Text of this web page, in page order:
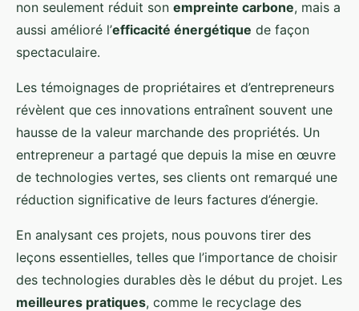
non seulement réduit son empreinte carbone, mais a
aussi amélioré l’efficacité énergétique de façon
spectaculaire.
Les témoignages de propriétaires et d’entrepreneurs
révèlent que ces innovations entraînent souvent une
hausse de la valeur marchande des propriétés. Un
entrepreneur a partagé que depuis la mise en œuvre
de technologies vertes, ses clients ont remarqué une
réduction significative de leurs factures d’énergie.
En analysant ces projets, nous pouvons tirer des
leçons essentielles, telles que l’importance de choisir
des technologies durables dès le début du projet. Les
meilleures pratiques, comme le recyclage des